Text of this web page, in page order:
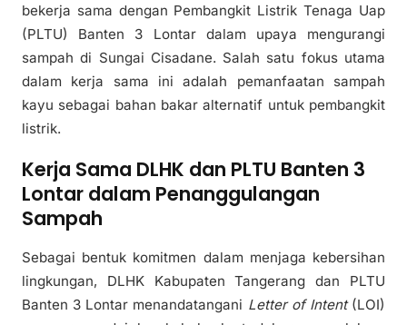
bekerja sama dengan Pembangkit Listrik Tenaga Uap
(PLTU) Banten 3 Lontar dalam upaya mengurangi
sampah di Sungai Cisadane. Salah satu fokus utama
dalam kerja sama ini adalah pemanfaatan sampah
kayu sebagai bahan bakar alternatif untuk pembangkit
listrik.
Kerja Sama DLHK dan PLTU Banten 3
Lontar dalam Penanggulangan
Sampah
Sebagai bentuk komitmen dalam menjaga kebersihan
lingkungan, DLHK Kabupaten Tangerang dan PLTU
Banten 3 Lontar menandatangani Letter of Intent(LOI)